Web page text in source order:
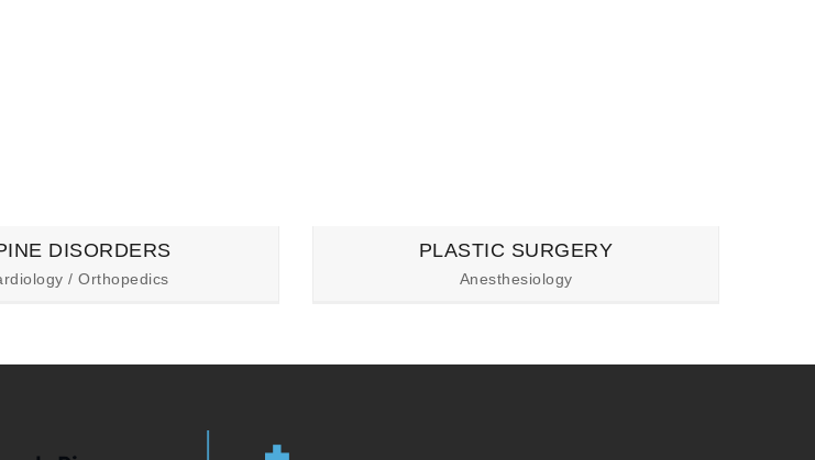
DISORDERS
/ Orthopedics
PLASTIC SURGERY
Anesthesiology